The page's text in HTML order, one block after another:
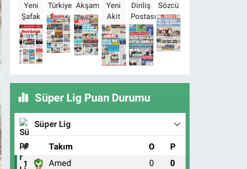
Yeni
Şafak
Türkiye Akşam
Yeni
Akit
Diriliş
Postası
Sözcü
Süper Lig Puan Durumu
Süper Lig
# Takım O P
1 Amed 0 0